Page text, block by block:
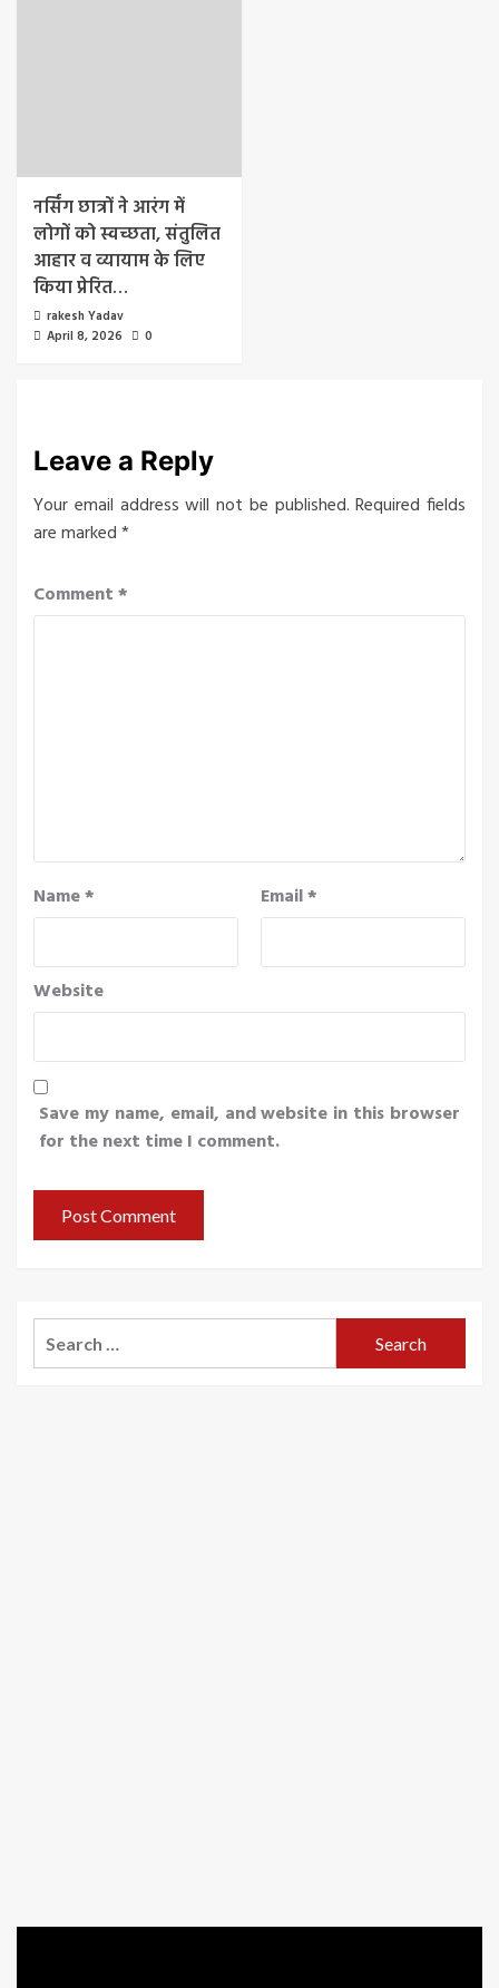
नर्सिंग छात्रों ने आरंग में
लोगों को स्वच्छता, संतुलित
आहार व व्यायाम के लिए
किया प्रेरित…
rakesh Yadav
April 8, 2026
0
Leave a Reply
Your email address will not be published. Required fields
are marked*
Comment*
Name* Email*
Website
Save my name, email, and website in this browser
for the next time I comment.
for: